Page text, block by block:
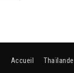
Accueil Thaïlande